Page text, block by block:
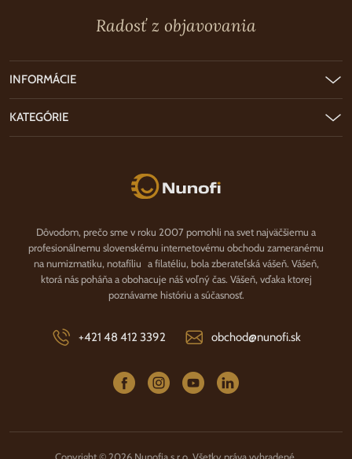
Radosť z objavovania
Nunofi.sk
Dôvodom, prečo sme v roku 2007 pomohli na svet najväčšiemu a
profesionálnemu slovenskému internetovému obchodu zameranému
na numizmatiku, notafíliu a filatéliu, bola zberateľská vášeň. Vášeň,
ktorá nás poháňa a obohacuje náš voľný čas. Vášeň, vďaka ktorej
poznávame históriu a súčasnosť.
+421 48 412 3392 obchod@nunofi.sk
INFORMÁCIE
KATEGÓRIE